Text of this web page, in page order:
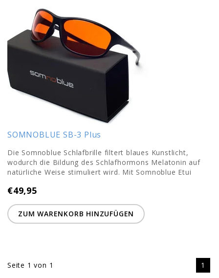
SOMNOBLUE SB-3 Plus
Die Somnoblue Schlafbrille filtert blaues Kunstlicht,
wodurch die Bildung des Schlafhormons Melatonin auf
natürliche Weise stimuliert wird. Mit Somnoblue Etui
€49,95
ZUM WARENKORB HINZUFÜGEN
Seite 1 von 1 1